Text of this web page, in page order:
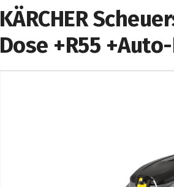
KÄRCHER
Dose +R55